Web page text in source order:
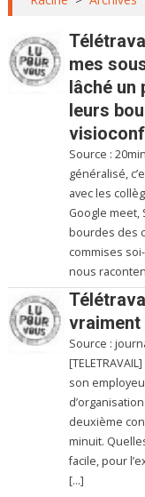
mes
lâché un
leurs
Source :
généralisé,
avec les
Google meet,
bourdes des
commises
nous
Source :
son
deuxième
minuit.
facile, pour
[…]